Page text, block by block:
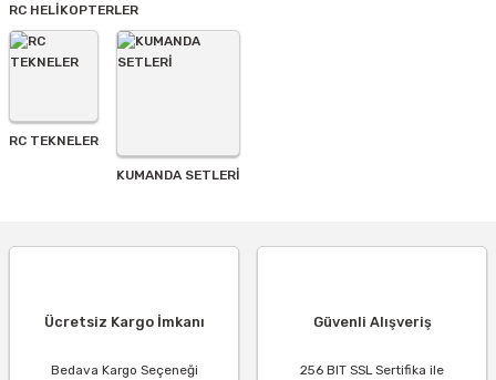
RC HELİKOPTERLER
RC TEKNELER
KUMANDA SETLERİ
Ücretsiz Kargo İmkanı
Bedava Kargo Seçeneği
Güvenli Alışveriş
256 BIT SSL Sertifika ile